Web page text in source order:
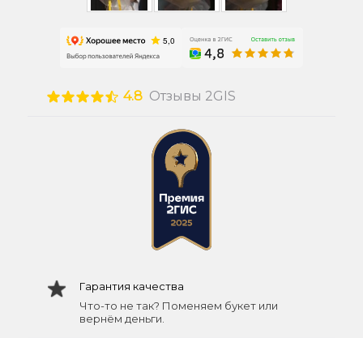
4.8 Отзывы 2GIS
Гарантия качества
Что-то не так? Поменяем букет или
вернём деньги.